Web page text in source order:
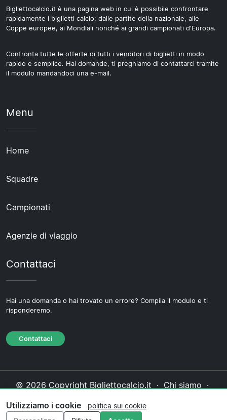
Bigliettocalcio.it è una pagina web in cui è possibile confrontare
rapidamente i biglietti calcio: dalle partite della nazionale, alle
Coppe europee, ai Mondiali nonché ai grandi campionati d'Europa.
Confronta tutte le offerte di tutti i venditori di biglietti in modo
rapido e semplice. Hai domande, ti preghiamo di contattarci tramite
il modulo mandandoci una e-mail.
Menu
Home
Squadre
Campionati
Agenzie di viaggio
Contattaci
Hai una domanda o hai trovato un errore? Compila il modulo e ti
risponderemo.
Contattaci
© 2026 Copyright Bigliettocalcio.it · Chi siamo ·
cookie·Politica editoriale
Utilizziamo i cookie
politica sui cookie